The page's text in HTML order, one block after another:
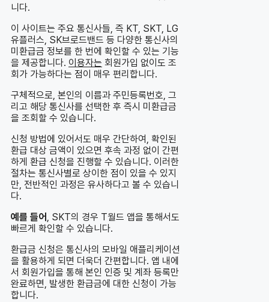
니다.
이 사이트는 주요 통신사들, 즉 KT, SKT, LG
유플러스, SK브로드밴드 등 다양한 통신사의
미환급금 정보를 한 번에 확인할 수 있는 기능
을 제공합니다. 이용자는 회원가입 없이도 조
회가 가능하다는 점이 매우 편리합니다.
구체적으로, 본인의 이름과 주민등록번호, 그
리고 해당 통신사를 선택한 후 즉시 미환급금
을 조회할 수 있습니다.
신청 방법에 있어서도 매우 간단하여, 확인된
환급 대상 금액이 있으면 후속 과정 없이 간편
하게 환급 신청을 진행할 수 있습니다. 이러한
절차는 통신사별로 상이한 점이 있을 수 있지
만, 전반적인 과정은 유사하다고 볼 수 있습니
다.
예를 들어 , SKT의 경우 T월드 앱을 통해서도
빠르게 확인할 수 있습니다.
환급금 신청은 통신사의 모바일 애플리케이션
을 활용하게 되면 더욱더 간편합니다. 앱 내에
서 회원가입을 통해 본인 인증 및 계좌 등록만
완료하면, 발생한 환급금에 대한 신청이 가능
합니다.